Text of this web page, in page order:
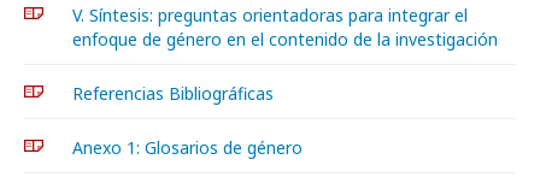
V. Síntesis: preguntas orientadoras para integrar el
enfoque de género en el contenido de la investigación
Referencias Bibliográficas
Anexo 1: Glosarios de género